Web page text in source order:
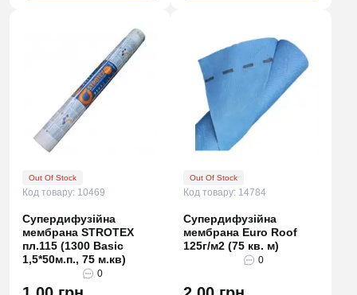
Out Of Stock
Код товару: 10469
Супердифузійна
мембрана STROTEX
пл.115 (1300 Basic
1,5*50м.п., 75 м.кв)
0
Out Of Stock
Код товару: 14784
Супердифузійна
мембрана Euro Roof
125г/м2 (75 кв. м)
0